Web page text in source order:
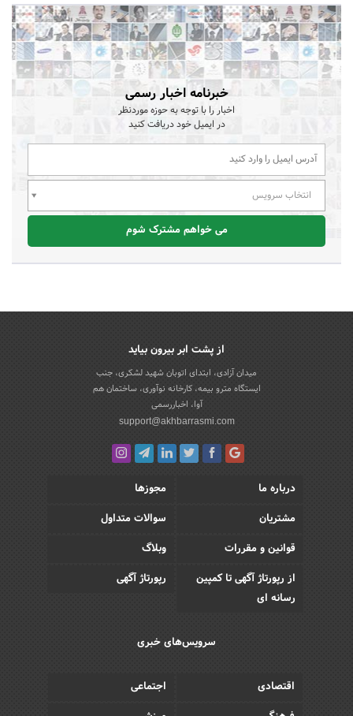
خبرنامه اخبار رسمی
اخبار را با توجه به حوزه موردنظر
در ایمیل خود دریافت کنید
انتخاب سرویس
می خواهم مشترک شوم
از پشت ابر بیرون بیاید
میدان آزادی، ابتدای اتوبان شهید لشکری، جنب
ایستگاه مترو بیمه، کارخانه نوآوری، ساختمان هم
آوا، اخباررسمی
support@akhbarrasmi.com
درباره ما
مجوزها
مشتریان
سوالات متداول
قوانین و مقررات
وبلاگ
از رپورتاژ آگهی تا کمپین
رسانه ای
رپورتاژ آگهی
سرویس‌های خبری
اقتصادی
اجتماعی